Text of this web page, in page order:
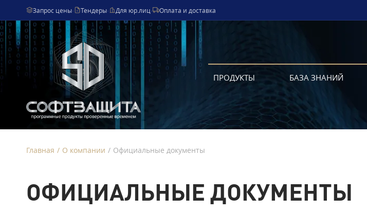
Запрос цены· Тендеры· Для юр.лиц· Оплата и доставка
ПРОДУКТЫ БАЗА ЗНАНИЙ
Главная / О компании / Официальные документы
ОФИЦИАЛЬНЫЕ ДОКУМЕНТЫ